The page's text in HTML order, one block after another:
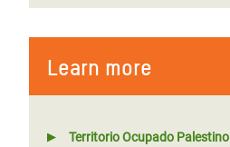
Learn more
Territorio Ocupado Palestino